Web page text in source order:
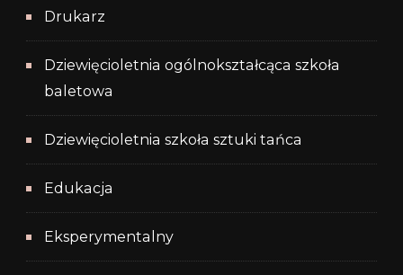
Drukarz
Dziewięcioletnia ogólnokształcąca szkoła
baletowa
Dziewięcioletnia szkoła sztuki tańca
Edukacja
Eksperymentalny